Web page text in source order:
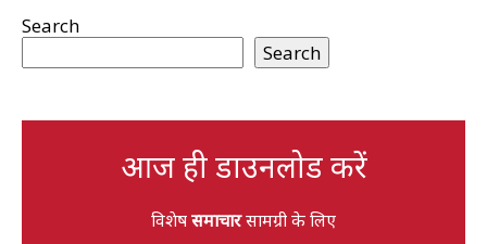
Search
Search
आज ही डाउनलोड करें
विशेषसमाचारसामग्री के लिए